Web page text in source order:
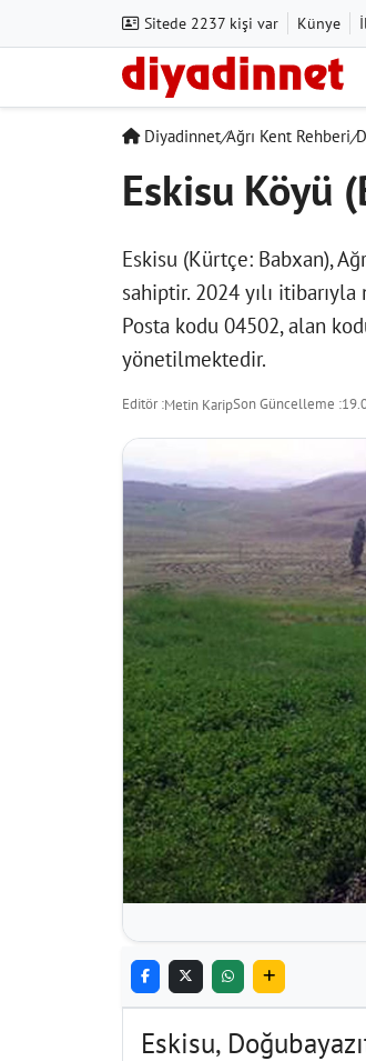
Sitede 2237 kişi var Künye
Diyadinnet/Ağrı Kent Rehberi/
Eskisu Köyü
Eskisu (Kürtçe: Babxan),
sahiptir. 2024 yılı itibarıyla
Posta kodu 04502, alan
yönetilmektedir.
Editör :Metin KaripSon Güncelleme :
Eskisu,